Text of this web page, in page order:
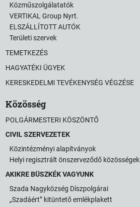
Közműszolgálatatók
VERTIKAL Group Nyrt.
ELSZÁLLÍTOTT AUTÓK
Területi szervek
TEMETKEZÉS
HAGYATÉKI ÜGYEK
KERESKEDELMI TEVÉKENYSÉG VÉGZÉSE
Közösség
POLGÁRMESTERI KÖSZÖNTŐ
CIVIL SZERVEZETEK
Közintézményi alapítványok
Helyi regisztrált önszerveződő közösségek
AKIKRE BÜSZKÉK VAGYUNK
Szada Nagyközség Díszpolgárai
„Szadáért” kitüntető emlékplakett